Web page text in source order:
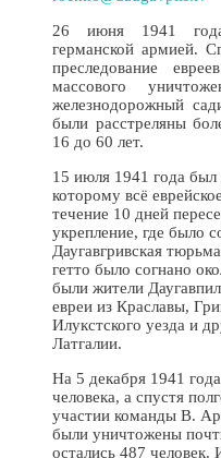
26 июня 1941 года
германской армией.
преследование
массового
железнодорожный
были расстреляны
16 до 60 лет.
15 июля 1941 года был
которому всё
течение 10 дней
укрепление, где было
Даугавгривская
гетто было согнано
были жители
евреи из Краславы,
Илукстского уезда и
Латгалии.
На 5 декабря 1941
человека, а спустя
участии команды В.
были уничтожены
остались 487 человек.